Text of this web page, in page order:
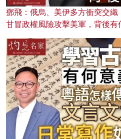
鄧飛：俄烏、美伊多方衝突交
甘冒政權風險攻擊美軍，背後有